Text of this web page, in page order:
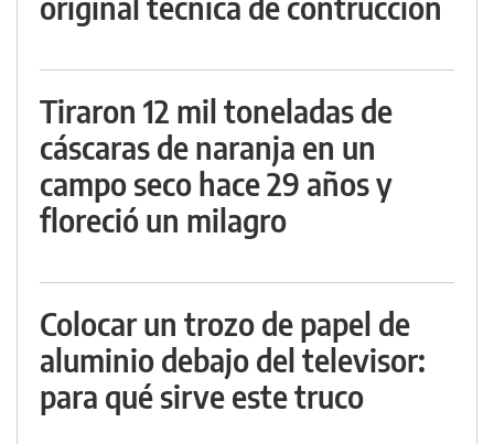
Tiraron 12 mil toneladas de
cáscaras de naranja en un
campo seco hace 29 años y
floreció un milagro
Colocar un trozo de papel de
aluminio debajo del televisor:
para qué sirve este truco